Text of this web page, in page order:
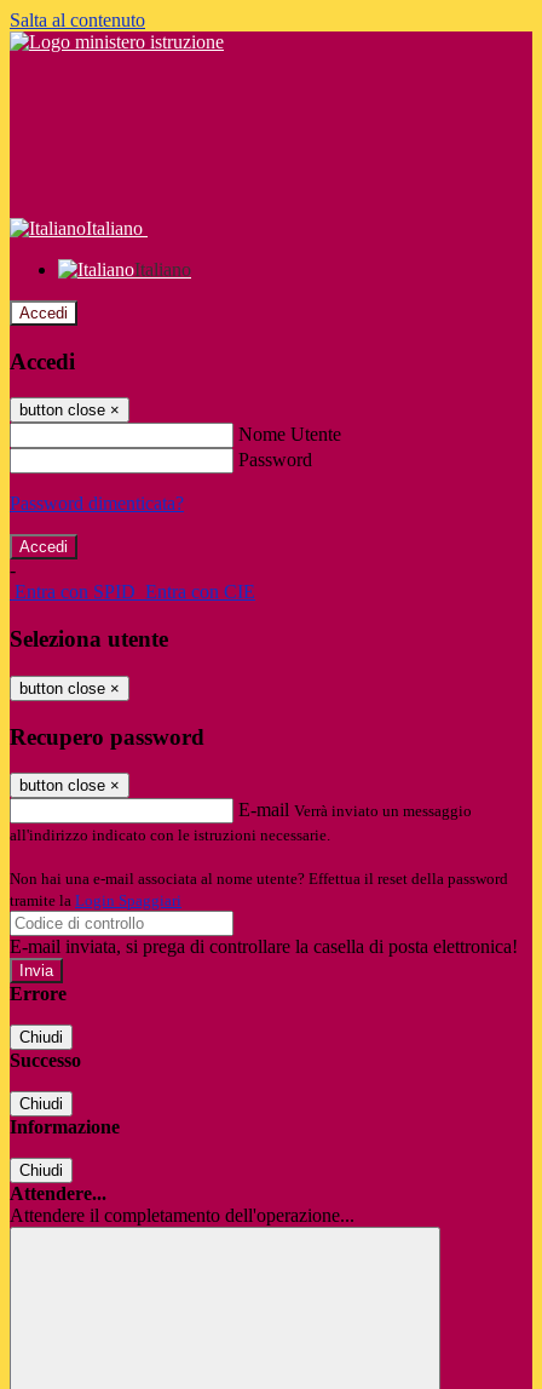
Salta al contenuto
Italiano
Italiano
Accedi
Accedi
button close ×
Nome Utente
Password
Password dimenticata?
-
Entra con SPID Entra con CIE
Seleziona utente
button close ×
Recupero password
button close ×
E-mail Verrà inviato un messaggio
all'indirizzo indicato con le istruzioni necessarie.
Non hai una e-mail associata al nome utente? Effettua il reset della password
tramite la Login Spaggiari
E-mail inviata, si prega di controllare la casella di posta elettronica!
Errore
Chiudi
Successo
Chiudi
Informazione
Chiudi
Attendere...
Attendere il completamento dell'operazione...